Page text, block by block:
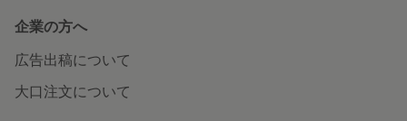
企業の方へ
広告出稿について
大口注文について